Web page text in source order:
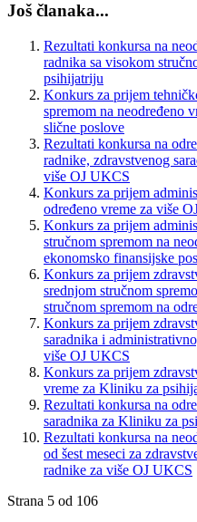
Još članaka...
Rezultati konkursa na
radnika sa visokom
psihijatriju
Konkurs za prijem
spremom na neodređeno
slične poslove
Rezultati konkursa na
radnike, zdravstvenog
više OJ UKCS
Konkurs za prijem
određeno vreme za više
Konkurs za prijem
stručnom spremom na
ekonomsko finansijske
Konkurs za prijem
srednjom stručnom
stručnom spremom na
Konkurs za prijem
saradnika i
više OJ UKCS
Konkurs za prijem
vreme za Kliniku za
Rezultati konkursa na
saradnika za Kliniku za
Rezultati konkursa na
od šest meseci za
radnike za više OJ UKCS
Strana 5 od 106